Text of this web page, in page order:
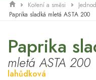
Koření a směsi
Paprika sladká mletá ASTA 200
Paprika
mletá ASTA 200
lahůdková